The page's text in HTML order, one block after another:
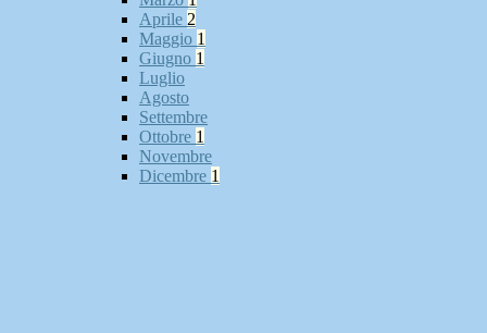
Aprile 2
Maggio 1
Giugno 1
Luglio
Agosto
Settembre
Ottobre 1
Novembre
Dicembre 1